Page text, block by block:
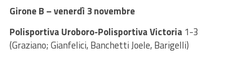
Girone B – venerdì 3 novembre
Polisportiva Uroboro-Polisportiva Victoria 1-3
(Graziano; Gianfelici, Banchetti Joele, Barigelli)